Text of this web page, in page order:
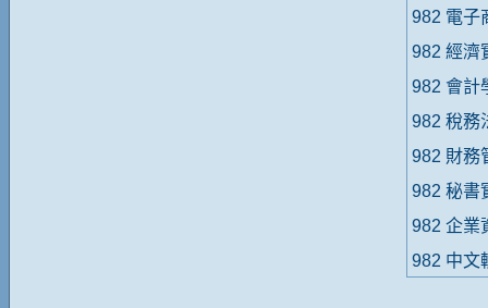
982 電子
982 經濟
982 會計
982 稅務
982 財務
982 秘書
982 企業
982 中文